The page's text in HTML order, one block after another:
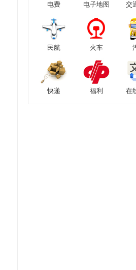
电费 电子地图 交
民航 火车
快递 福利 在